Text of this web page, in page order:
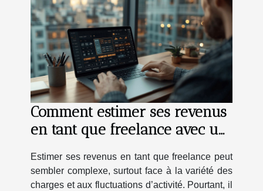
Comment estimer ses revenus
en tant que freelance avec un
Estimer ses revenus en tant que freelance peut
sembler complexe, surtout face à la variété des
charges et aux fluctuations d’activité. Pourtant, il